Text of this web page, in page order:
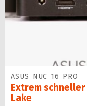
ASUS NUC 16 PRO
Extrem
Lake